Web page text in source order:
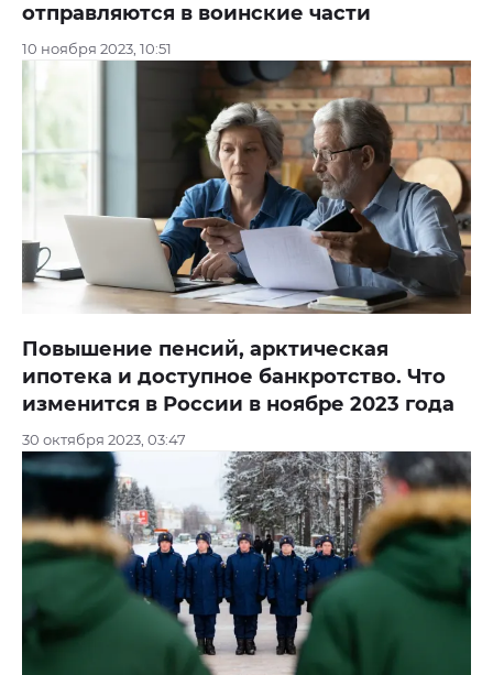
отправляются в воинские части
10 ноября 2023, 10:51
Повышение пенсий, арктическая
ипотека и доступное банкротство. Что
изменится в России в ноябре 2023 года
30 октября 2023, 03:47